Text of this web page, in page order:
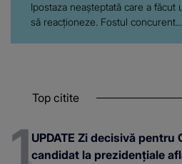
Ipostaza neașteptată care a făcut
să reacționeze. Fostul concurent...
Top citite
UPDATE Zi decisivă
candidat la prezidențiale